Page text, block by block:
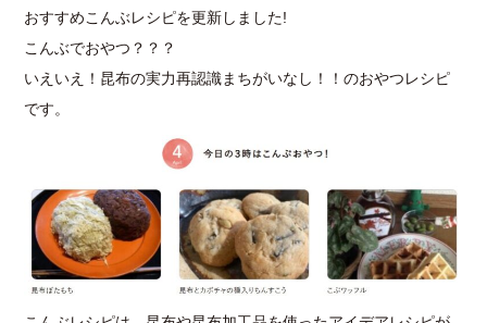
おすすめこんぶレシピを更新しました!
こんぶでおやつ？？？
いえいえ！昆布の実力再認識まちがいなし！！のおやつレシピ
です。